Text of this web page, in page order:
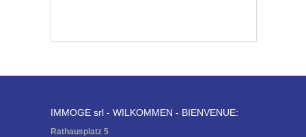
IMMOGE srl - WILKOMMEN - BIENVENUE:
Rathausplatz 5